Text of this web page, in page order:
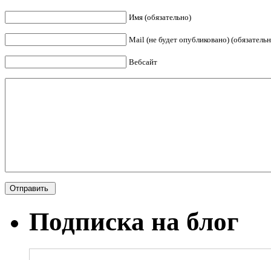
Имя (обязательно)
Mail (не будет опубликовано)
Вебсайт
Подписка на блог